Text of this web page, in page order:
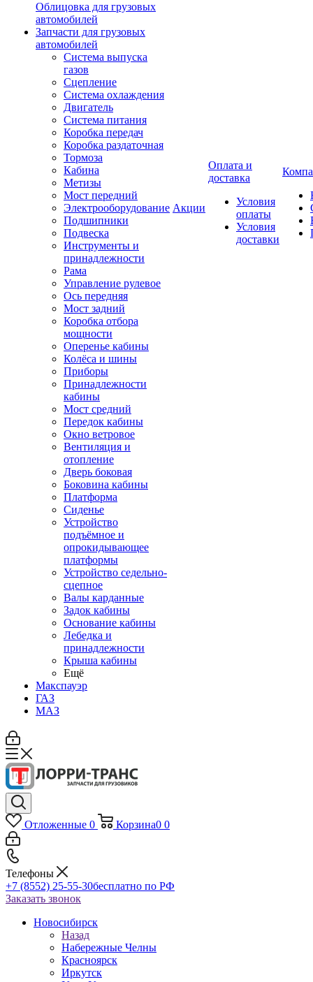
Облицовка для грузовых
автомобилей
Запчасти для грузовых
автомобилей
Система выпуска
газов
Сцепление
Система охлаждения
Двигатель
Система питания
Коробка передач
Коробка раздаточная
Тормоза
Кабина
Метизы
Мост передний
Электрооборудование
Подшипники
Подвеска
Инструменты и
принадлежности
Рама
Управление рулевое
Ось передняя
Мост задний
Коробка отбора
мощности
Оперенье кабины
Колёса и шины
Приборы
Принадлежности
кабины
Мост средний
Передок кабины
Окно ветровое
Вентиляция и
отопление
Дверь боковая
Боковина кабины
Платформа
Сиденье
Устройство
подъёмное и
опрокидывающее
платформы
Устройство седельно-
сцепное
Валы карданные
Задок кабины
Основание кабины
Лебедка и
принадлежности
Крыша кабины
Ещё
Макспауэр
ГАЗ
МАЗ
Акции
Оплата и
доставка
Условия
оплаты
Условия
доставки
Отложенные 0 Корзина0 0
Телефоны
+7 (8552) 25-55-30бесплатно по РФ
Заказать звонок
Новосибирск
Назад
Набережные Челны
Красноярск
Иркутск